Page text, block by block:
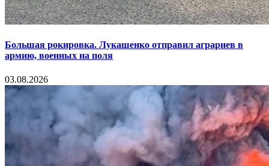
Большая рокировка. Лукашенко отправил аграриев в
армию, военных на поля
03.08.2026